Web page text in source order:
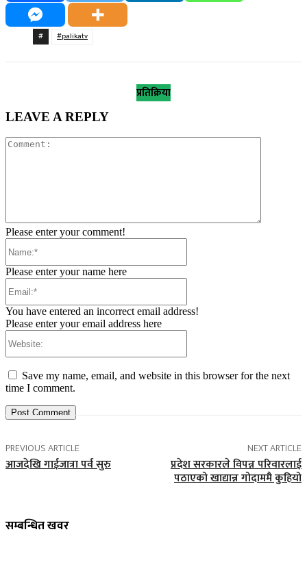
# #palikatv
प्रतिक्रिया
LEAVE A REPLY
Please enter your comment!
Please enter your name here
You have entered an incorrect email address!
Please enter your email address here
Save my name, email, and website in this browser for the next
time I comment.
PREVIOUS ARTICLE
आजदेखि गाईजात्रा पर्व सुरु
NEXT ARTICLE
प्रदेश सरकारले विपन्न परिवारलाई
पठाएको खाद्यान्न गोदाममै कुहियो
सम्बन्धित खवर